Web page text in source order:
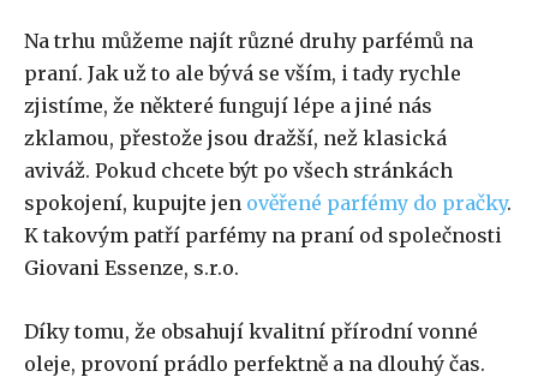
Na trhu můžeme najít různé druhy parfémů na
praní. Jak už to ale bývá se vším, i tady rychle
zjistíme, že některé fungují lépe a jiné nás
zklamou, přestože jsou dražší, než klasická
aviváž. Pokud chcete být po všech stránkách
spokojení, kupujte jen ověřené parfémy do pračky.
K takovým patří parfémy na praní od společnosti
Giovani Essenze, s.r.o.
Díky tomu, že obsahují kvalitní přírodní vonné
oleje, provoní prádlo perfektně a na dlouhý čas.